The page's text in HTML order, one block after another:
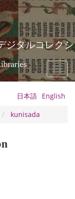
ジタルコレクシ
Toggle
日本語 English
kunisada